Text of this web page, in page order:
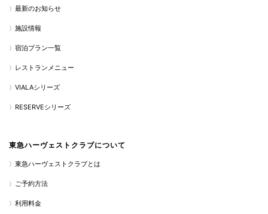
最新のお知らせ
施設情報
宿泊プラン一覧
レストランメニュー
VIALAシリーズ
RESERVEシリーズ
東急ハーヴェストクラブについて
東急ハーヴェストクラブとは
ご予約方法
利用料金